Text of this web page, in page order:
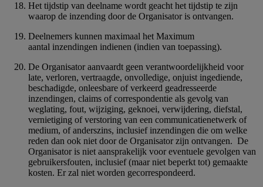
Het tijdstip van deelname wordt geacht het tijdstip te zijn
waarop de inzending door de Organisator is ontvangen.
Deelnemers kunnen maximaal het Maximum
aantal inzendingen indienen (indien van toepassing).
De Organisator aanvaardt geen verantwoordelijkheid voor
late, verloren, vertraagde, onvolledige, onjuist ingediende,
beschadigde, onleesbare of verkeerd geadresseerde
inzendingen, claims of correspondentie als gevolg van
weglating, fout, wijziging, geknoei, verwijdering, diefstal,
vernietiging of verstoring van een communicatienetwerk of
medium, of anderszins, inclusief inzendingen die om welke
reden dan ook niet door de Organisator zijn ontvangen. De
Organisator is niet aansprakelijk voor eventuele gevolgen van
gebruikersfouten, inclusief (maar niet beperkt tot) gemaakte
kosten. Er zal niet worden gecorrespondeerd.